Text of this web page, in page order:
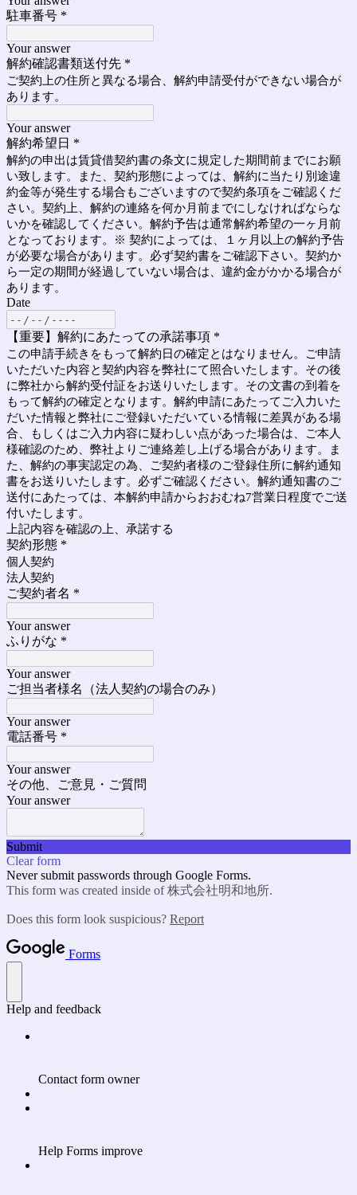
駐車番号 *
Your answer
解約確認書類送付先 *
ご契約上の住所と異なる場合、解約申請受付ができない場合が
あります。
Your answer
解約希望日 *
解約の申出は賃貸借契約書の条文に規定した期間前までにお願
い致します。また、契約形態によっては、解約に当たり別途違
約金等が発生する場合もございますので契約条項をご確認くだ
さい。契約上、解約の連絡を何か月前までにしなければならな
いかを確認してください。解約予告は通常解約希望の一ヶ月前
となっております。※ 契約によっては、１ヶ月以上の解約予告
が必要な場合があります。必ず契約書をご確認下さい。契約か
ら一定の期間が経過していない場合は、違約金がかかる場合が
あります。
Date
【重要】解約にあたっての承諾事項 *
この申請手続きをもって解約日の確定とはなりません。ご申請
いただいた内容と契約内容を弊社にて照合いたします。その後
に弊社から解約受付証をお送りいたします。その文書の到着を
もって解約の確定となります。解約申請にあたってご入力いた
だいた情報と弊社にご登録いただいている情報に差異がある場
合、もしくはご入力内容に疑わしい点があった場合は、ご本人
様確認のため、弊社よりご連絡差し上げる場合があります。ま
た、解約の事実認定の為、ご契約者様のご登録住所に解約通知
書をお送りいたします。必ずご確認ください。解約通知書のご
送付にあたっては、本解約申請からおおむね7営業日程度でご送
付いたします。
上記内容を確認の上、承諾する
契約形態 *
個人契約
法人契約
ご契約者名 *
Your answer
ふりがな *
Your answer
ご担当者様名（法人契約の場合のみ）
Your answer
電話番号 *
Your answer
その他、ご意見・ご質問
Your answer
Submit
Clear form
Never submit passwords through Google Forms.
This form was created inside of 株式会社明和地所.
Does this form look suspicious? Report
Forms
Help and feedback
Contact form owner
Help Forms improve